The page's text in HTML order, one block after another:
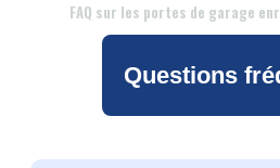
FAQ sur les portes de garage
Questions